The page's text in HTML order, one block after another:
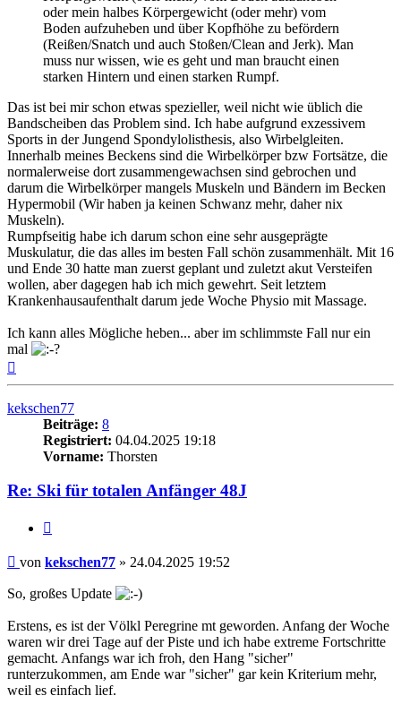
oder mein halbes Körpergewicht (oder mehr) vom
Boden aufzuheben und über Kopfhöhe zu befördern
(Reißen/Snatch und auch Stoßen/Clean and Jerk). Man
muss nur wissen, wie es geht und man braucht einen
starken Hintern und einen starken Rumpf.
Das ist bei mir schon etwas spezieller, weil nicht wie üblich die
Bandscheiben das Problem sind. Ich habe aufgrund exzessivem
Sports in der Jungend Spondylolisthesis, also Wirbelgleiten.
Innerhalb meines Beckens sind die Wirbelkörper bzw Fortsätze, die
normalerweise dort zusammengewachsen sind gebrochen und
darum die Wirbelkörper mangels Muskeln und Bändern im Becken
Hypermobil (Wir haben ja keinen Schwanz mehr, daher nix
Muskeln).
Rumpfseitig habe ich darum schon eine sehr ausgeprägte
Muskulatur, die das alles im besten Fall schön zusammenhält. Mit 16
und Ende 30 hatte man zuerst geplant und zuletzt akut Versteifen
wollen, aber dagegen hab ich mich gewehrt. Seit letztem
Krankenhausaufenthalt darum jede Woche Physio mit Massage.
Ich kann alles Mögliche heben... aber im schlimmste Fall nur ein
mal
kekschen77
Beiträge: 8
Registriert: 04.04.2025 19:18
Vorname: Thorsten
Re: Ski für totalen Anfänger 48J
Beitrag
von kekschen77 » 24.04.2025 19:52
So, großes Update
Erstens, es ist der Völkl Peregrine mt geworden. Anfang der Woche
waren wir drei Tage auf der Piste und ich habe extreme Fortschritte
gemacht. Anfangs war ich froh, den Hang "sicher"
runterzukommen, am Ende war "sicher" gar kein Kriterium mehr,
weil es einfach lief.